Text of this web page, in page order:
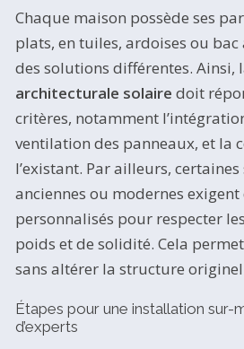
Chaque maison possède ses
plats, en tuiles, ardoises ou bac
des solutions différentes. Ainsi,
architecturale solaire doit
critères, notamment
ventilation des panneaux, et la
l’existant. Par ailleurs,
anciennes ou modernes exigent
personnalisés pour respecter
poids et de solidité. Cela
sans altérer la structure
Étapes pour une installation sur-
d’experts